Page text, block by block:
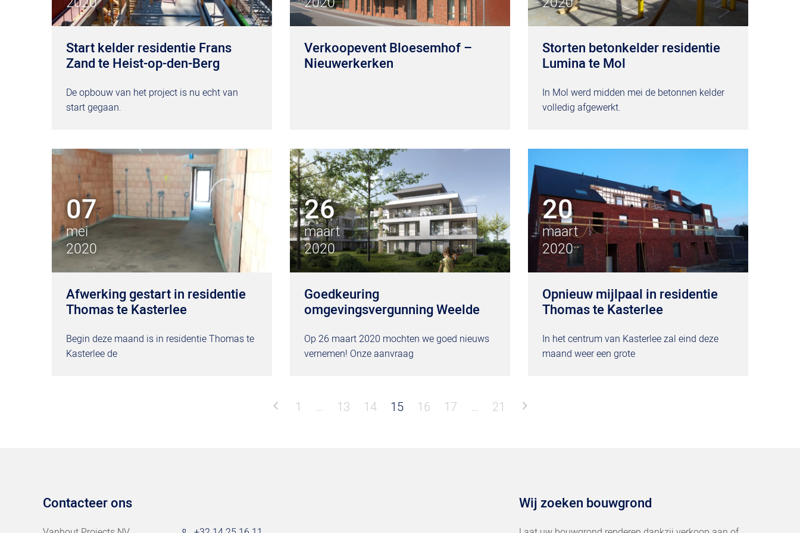
Start kelder residentie Frans
Zand te Heist-op-den-Berg
De opbouw van het project is nu echt van
start gegaan.
Verkoopevent Bloesemhof –
Nieuwerkerken
Storten betonkelder residentie
Lumina te Mol
In Mol werd midden mei de betonnen kelder
volledig afgewerkt.
07
mei
2020
Afwerking gestart in residentie
Thomas te Kasterlee
Begin deze maand is in residentie Thomas te
Kasterlee de
26
maart
2020
Goedkeuring
omgevingsvergunning Weelde
Op 26 maart 2020 mochten we goed nieuws
vernemen! Onze aanvraag
20
maart
2020
Opnieuw mijlpaal in residentie
Thomas te Kasterlee
In het centrum van Kasterlee zal eind deze
maand weer een grote
1 … 13 14 15 16 17 … 21
Contacteer ons Wij zoeken bouwgrond